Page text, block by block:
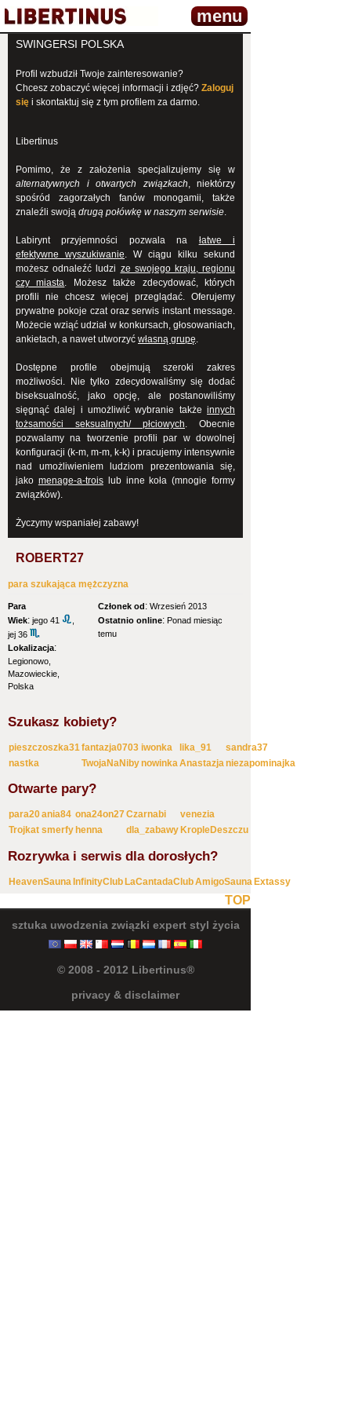
menu
SWINGERSI POLSKA
Profil wzbudził Twoje zainteresowanie?
Chcesz zobaczyć więcej informacji i zdjęć? Zaloguj
się i skontaktuj się z tym profilem za darmo.
Libertinus
Pomimo, że z założenia specjalizujemy się w
alternatywnych i otwartych związkach, niektórzy
spośród zagorzałych fanów monogamii, także
znaleźli swoją drugą połówkę w naszym serwisie.
Labirynt przyjemności pozwala na łatwe i
efektywne wyszukiwanie. W ciągu kilku sekund
możesz odnaleźć ludzi ze swojego kraju, regionu
czy miasta. Możesz także zdecydować, których
profili nie chcesz więcej przeglądać. Oferujemy
prywatne pokoje czat oraz serwis instant message.
Możecie wziąć udział w konkursach, głosowaniach,
ankietach, a nawet utworzyć własną grupę.
Dostępne profile obejmują szeroki zakres
możliwości. Nie tylko zdecydowaliśmy się dodać
biseksualność, jako opcję, ale postanowiliśmy
sięgnąć dalej i umożliwić wybranie także innych
tożsamości seksualnych/ płciowych. Obecnie
pozwalamy na tworzenie profili par w dowolnej
konfiguracji (k-m, m-m, k-k) i pracujemy intensywnie
nad umożliwieniem ludziom prezentowania się,
jako menage-a-troislub inne koła (mnogie formy
związków).
Życzymy wspaniałej zabawy!
ROBERT27
para szukająca mężczyzna
Para
Wiek: jego 41
jej 36
Lokalizacja:
Legionowo,
Mazowieckie,
Polska
Członek od: Wrzesień 2013
Ostatnio online: Ponad miesiąc
temu
Szukasz kobiety?
pieszczoszka31fantazja0703 iwonka lika_91
sandra37
nastka
TwojaNaNibynowinkaAnastazjaniezapominajka
Otwarte pary?
para20ania84 ona24on27Czarnabi
venezia
Trojkat smerfy henna dla_zabawy KropleDeszczu
Rozrywka i serwis dla dorosłych?
HeavenSauna InfinityClubLaCantadaClubAmigoSauna Extassy
TOP
sztuka uwodzenia związki expert styl życia
© 2008 - 2012 Libertinus®
privacy & disclaimer